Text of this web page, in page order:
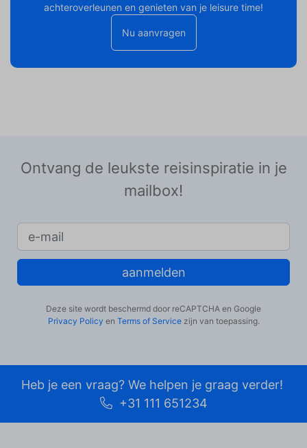
achteroverleunen en genieten van je leisure time!
Nu aanvragen
Ontvang de leukste reisinspiratie in je
mailbox!
aanmelden
Deze site wordt beschermd door reCAPTCHA en Google
Privacy Policy en Terms of Servicezijn van toepassing.
Heb je een vraag? We helpen je graag verder!
+31 111 651234